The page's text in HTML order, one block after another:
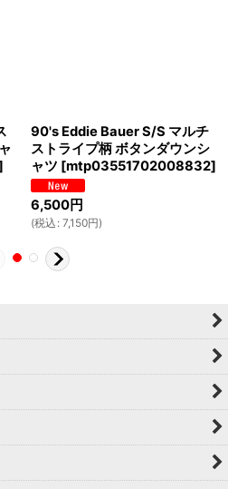
90's Eddie Bauer S/S マルチ
ストライプ柄 ボタンダウンシ
ャツ [mtp03551702008832]
6,500円
(税込 : 7,150円)